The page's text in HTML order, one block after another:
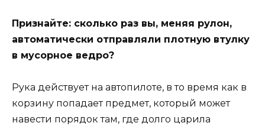
Признайте: сколько раз вы, меняя рулон,
автоматически отправляли плотную втулку
в мусорное ведро?
Рука действует на автопилоте, в то время как в
корзину попадает предмет, который может
навести порядок там, где долго царила